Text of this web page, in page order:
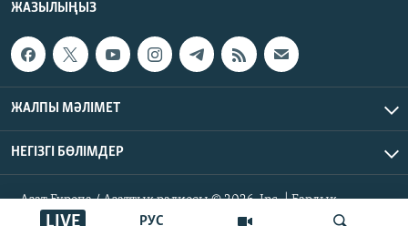
РУС
LIVE
ЖАЗЫЛЫҢЫЗ
ЖАЛПЫ МӘЛІМЕТ
НЕГІЗГІ БӨЛІМДЕР
Азат Еуропа / Азаттық радиосы © 2026, Inc. | Барлық
құқықтары қорғалған